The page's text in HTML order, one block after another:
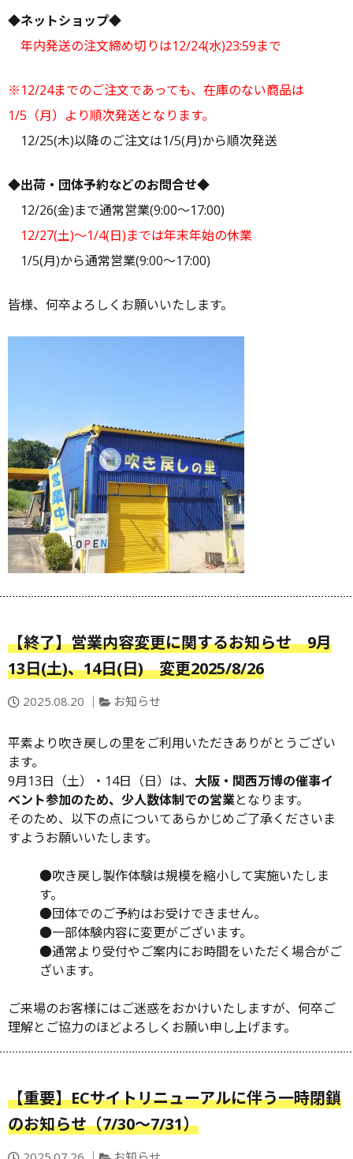
◆ネットショップ◆
年内発送の注文締め切りは12/24(水)23:59まで
※12/24までのご注文であっても、在庫のない商品は
1/5（月）より順次発送となります。
12/25(木)以降のご注文は1/5(月)から順次発送
◆出荷・団体予約などのお問合せ◆
12/26(金)まで通常営業(9:00～17:00)
12/27(土)～1/4(日)までは年末年始の休業
1/5(月)から通常営業(9:00～17:00)
皆様、何卒よろしくお願いいたします。
【終了】営業内容変更に関するお知らせ 9月
13日(土)、14日(日) 変更2025/8/26
投
日：
2025.08.20
カ
ゴ
リ
お知らせ
平素より吹き戻しの里をご利用いただきありがとうござい
ます。
9月13日（土）・14日（日）は、 大阪・関西万博の催事イ
ベント参加のため、少人数体制での営業となります。
そのため、以下の点についてあらかじめご了承くださいま
すようお願いいたします。
●吹き戻し製作体験は規模を縮小して実施いたしま
す。
●団体でのご予約はお受けできません。
●一部体験内容に変更がございます。
●通常より受付やご案内にお時間をいただく場合がご
ざいます。
ご来場のお客様にはご迷惑をおかけいたしますが、何卒ご
理解とご協力のほどよろしくお願い申し上げます。
【重要】ECサイトリニューアルに伴う一時閉鎖
のお知らせ（7/30〜7/31）